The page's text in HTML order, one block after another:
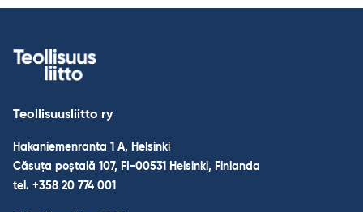
Teollisuusliitto ry
Hakaniemenranta 1 A, Helsinki
Căsuța poștală 107, FI-00531 Helsinki, Finlanda
tel. +358 20 774 001